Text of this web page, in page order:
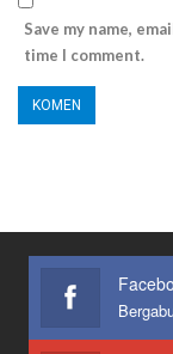
Save my name,
time I comment.